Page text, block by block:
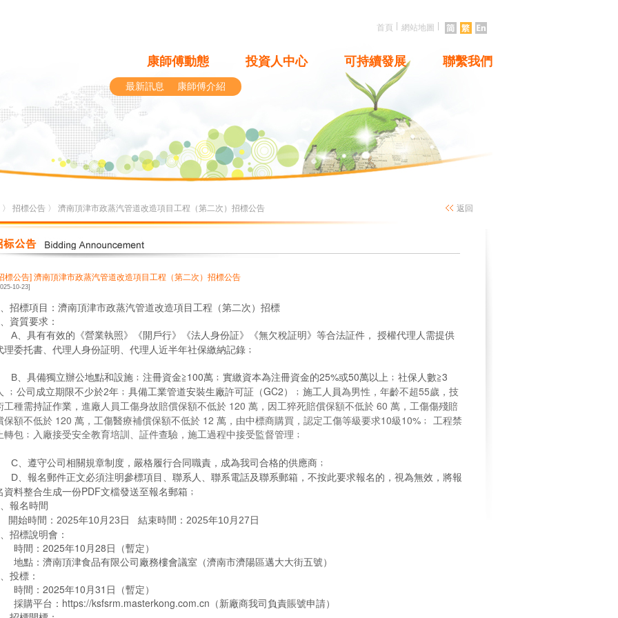
首頁 網站地圖
康師傅動態 投資人中心 可持續發展 聯繫我們
最新訊息 康師傅介紹
〉 招標公告 〉 濟南頂津市政蒸汽管道改造項目工程（第二次）招標公告 返回
標公告] 濟南頂津市政蒸汽管道改造項目工程（第二次）招標公告
10-23]
招標項目：濟南頂津市政蒸汽管道改造項目工程（第二次）招標
資質要求：
A 、具有有效的《營業執照》《開戶行》《法人身份証》《無欠稅証明》等合法証件， 授權代理人 需提供
理委托書、代理人身份証明、代理人近半年社保繳納記錄﹔
、 具備獨立辦公地點和設施﹔注冊資金≧100萬﹔實繳資本為注冊資金的25%或50萬以上﹔社保人數≧3
﹔ 公司成立期限不少於2年﹔ 具備工業管道安裝生廠許可証（GC2）﹔ 施工人員為男性，年齡不超55歲，技
工種需持証作業， 進廠人員工傷身故賠償保額不低於 120 萬，因工猝死賠償保額不低於 60 萬，工傷傷殘賠
保額不低於 120 萬，工傷醫療補償保額不低於 12 萬， 由中標商購買，認定工傷等級要求10級10% ﹔ 工程禁
轉包﹔ 入廠接受安全教育培訓、証件查驗，施工過程中接受監督管理﹔
、遵守公司相關規章制度，嚴格履行合同職責，成為我司合格的供應商﹔
、 報名郵件正文必須注明參標項目、聯系人、聯系電話及聯系郵箱，不按此要求報名的，視為無效， 將報
資料整合生成一份PDF文檔發送至報名郵箱﹔
報名時間
始時間：2025年10月23日 結束時間：2025年10月27日
招標說明會：
間：2025年10月28日（暫定）
點：濟南頂津食品有限公司廠務樓會議室（濟南市濟陽區邁大大街五號）
投標：
間：2025年10月31日（暫定）
購平台：https://ksfsrm.masterkong.com.cn（新廠商我司負責賬號申請）